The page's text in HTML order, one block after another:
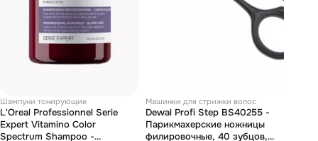
Шампуни тонирующие
L'Oreal Professionnel Serie
Expert Vitamino Color
Spectrum Shampoo -
Машинки для стрижки волос
Dewal Profi Step BS40255 -
Парикмахерские ножницы
филировочные, 40 зубцов,